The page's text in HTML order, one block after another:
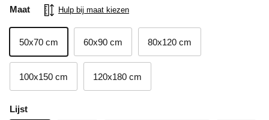
Maat Hulp bij maat kiezen
50x70 cm 60x90 cm 80x120 cm
100x150 cm 120x180 cm
Lijst